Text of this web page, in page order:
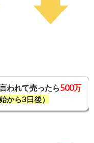
われて売ったら500万
から3日後）